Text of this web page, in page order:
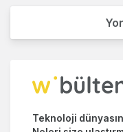
Teknoloji